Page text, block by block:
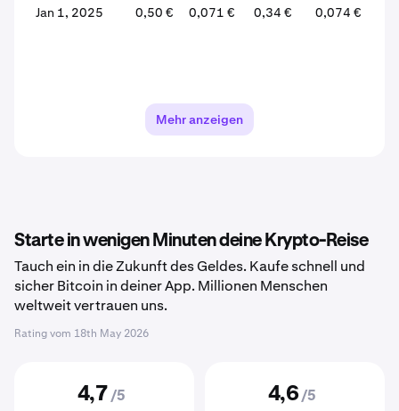
Jan 1, 2025 0,50 € 0,071 € 0,34 € 0,074 €
Mehr anzeigen
Starte in wenigen Minuten deine Krypto-Reise
Tauch ein in die Zukunft des Geldes. Kaufe schnell und
sicher Bitcoin in deiner App. Millionen Menschen
weltweit vertrauen uns.
Rating vom 18th May 2026
4,7 /5 4,6 /5